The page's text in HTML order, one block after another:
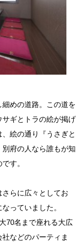
めの道路。この道を
ギとトラの絵が掲げ
絵の通り『うさぎと
府の人なら誰もが知
す。
らに広々としてお
っていました。
70名まで座れる大広
などのパーティま